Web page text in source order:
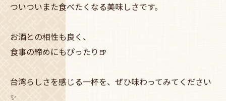
ついついまた食べたくなる美味しさです。
お酒との相性も良く、
食事の締めにもぴったり🍺
台湾らしさを感じる一杯を、ぜひ味わってみてください
✨